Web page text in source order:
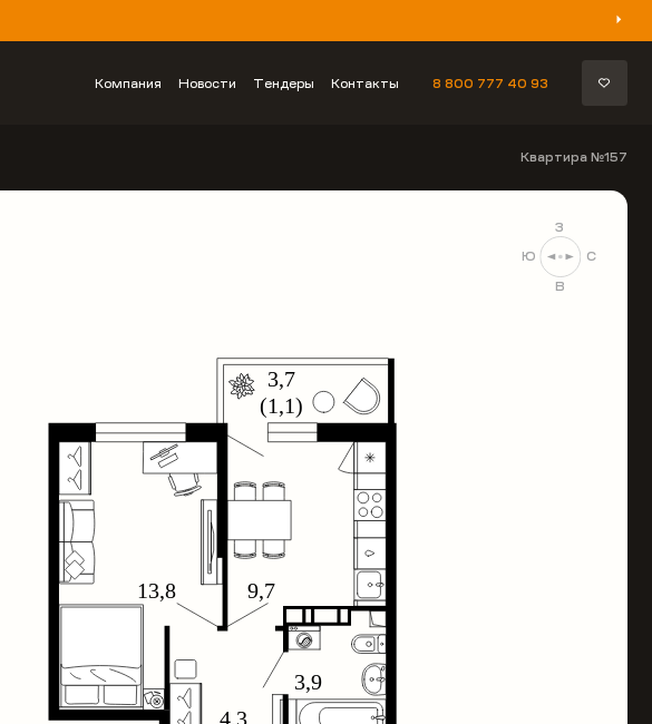
Компания Новости Тендеры Контакты 8 800 777 40 93
Квартира №157
С
В
Ю
З